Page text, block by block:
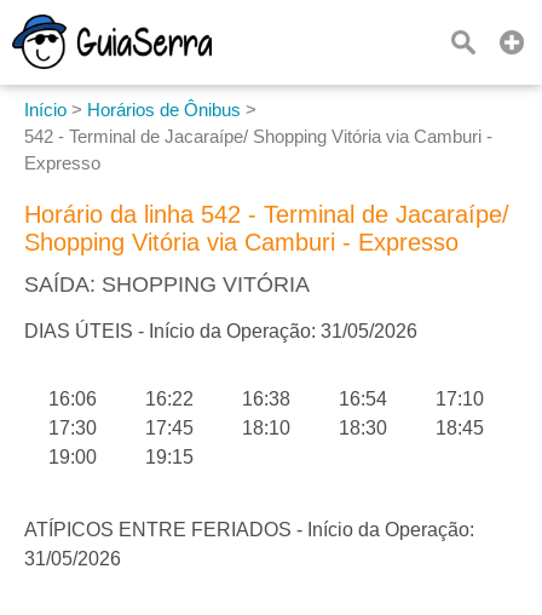
Início > Horários de Ônibus >
542 - Terminal de Jacaraípe/ Shopping Vitória via Camburi -
Expresso
Horário da linha 542 - Terminal de Jacaraípe/
Shopping Vitória via Camburi - Expresso
SAÍDA: SHOPPING VITÓRIA
DIAS ÚTEIS - Início da Operação: 31/05/2026
16:06 16:22 16:38 16:54
17:10
17:30
17:45 18:10 18:30
18:45
19:00
19:15
ATÍPICOS ENTRE FERIADOS - Início da Operação:
31/05/2026